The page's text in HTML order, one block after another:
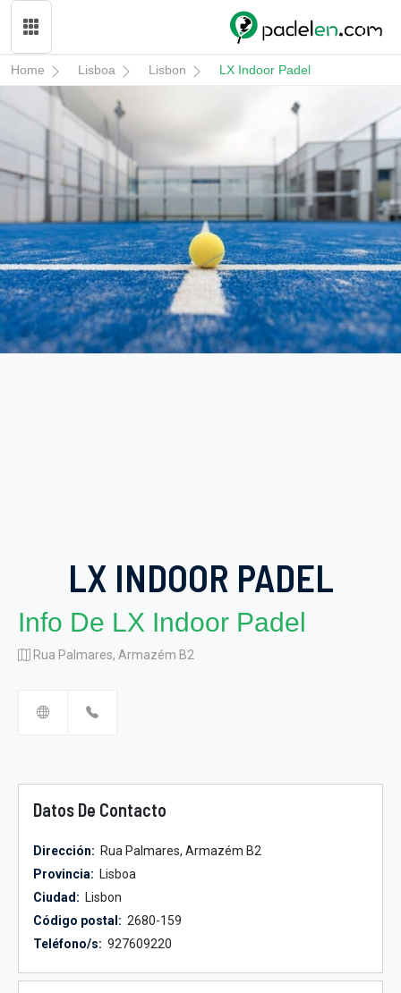
Home Lisboa Lisbon LX Indoor Padel
LX INDOOR PADEL
Info De LX Indoor Padel
Rua Palmares, Armazém B2
Datos De Contacto
Dirección: Rua Palmares, Armazém B2
Provincia: Lisboa
Ciudad: Lisbon
Código postal: 2680-159
Teléfono/s: 927609220